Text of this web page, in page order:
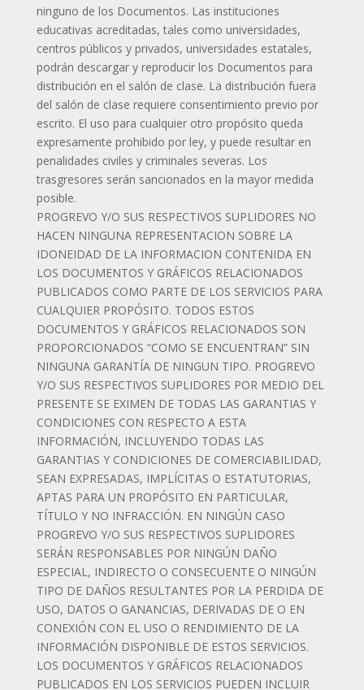
ninguno de los Documentos. Las instituciones
educativas acreditadas, tales como universidades,
centros públicos y privados, universidades estatales,
podrán descargar y reproducir los Documentos para
distribución en el salón de clase. La distribución fuera
del salón de clase requiere consentimiento previo por
escrito. El uso para cualquier otro propósito queda
expresamente prohibido por ley, y puede resultar en
penalidades civiles y criminales severas. Los
trasgresores serán sancionados en la mayor medida
posible.
PROGREVO Y/O SUS RESPECTIVOS SUPLIDORES NO
HACEN NINGUNA REPRESENTACION SOBRE LA
IDONEIDAD DE LA INFORMACION CONTENIDA EN
LOS DOCUMENTOS Y GRÁFICOS RELACIONADOS
PUBLICADOS COMO PARTE DE LOS SERVICIOS PARA
CUALQUIER PROPÓSITO. TODOS ESTOS
DOCUMENTOS Y GRÁFICOS RELACIONADOS SON
PROPORCIONADOS “COMO SE ENCUENTRAN” SIN
NINGUNA GARANTÍA DE NINGUN TIPO. PROGREVO
Y/O SUS RESPECTIVOS SUPLIDORES POR MEDIO DEL
PRESENTE SE EXIMEN DE TODAS LAS GARANTIAS Y
CONDICIONES CON RESPECTO A ESTA
INFORMACIÓN, INCLUYENDO TODAS LAS
GARANTIAS Y CONDICIONES DE COMERCIABILIDAD,
SEAN EXPRESADAS, IMPLÍCITAS O ESTATUTORIAS,
APTAS PARA UN PROPÓSITO EN PARTICULAR,
TÍTULO Y NO INFRACCIÓN. EN NINGÚN CASO
PROGREVO Y/O SUS RESPECTIVOS SUPLIDORES
SERÁN RESPONSABLES POR NINGÚN DAÑO
ESPECIAL, INDIRECTO O CONSECUENTE O NINGÚN
TIPO DE DAÑOS RESULTANTES POR LA PERDIDA DE
USO, DATOS O GANANCIAS, DERIVADAS DE O EN
CONEXIÓN CON EL USO O RENDIMIENTO DE LA
INFORMACIÓN DISPONIBLE DE ESTOS SERVICIOS.
LOS DOCUMENTOS Y GRÁFICOS RELACIONADOS
PUBLICADOS EN LOS SERVICIOS PUEDEN INCLUIR